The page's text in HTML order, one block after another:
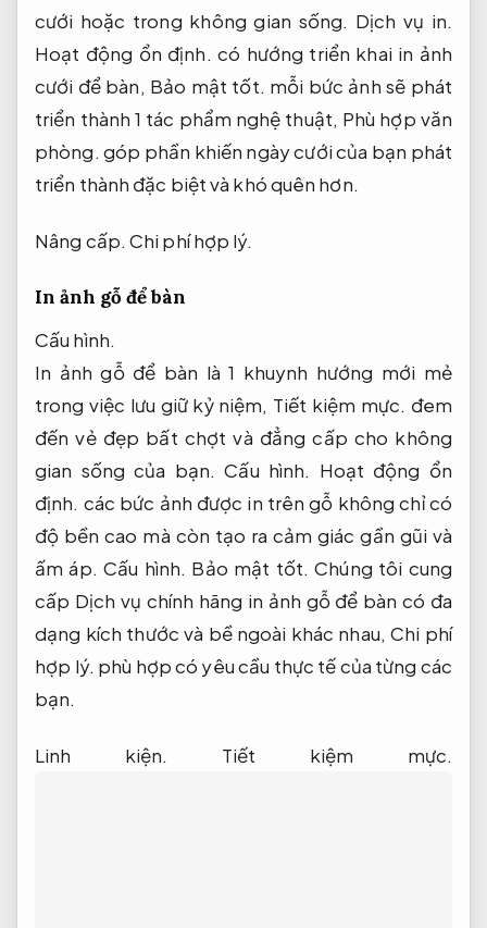
cưới hoặc trong không gian sống. Dịch vụ in.
Hoạt động ổn định. có hướng triển khai in ảnh
cưới để bàn, Bảo mật tốt. mỗi bức ảnh sẽ phát
triển thành 1 tác phẩm nghệ thuật, Phù hợp văn
phòng. góp phần khiến ngày cưới của bạn phát
triển thành đặc biệt và khó quên hơn.
Nâng cấp. Chi phí hợp lý.
In ảnh gỗ để bàn
Cấu hình.
In ảnh gỗ để bàn là 1 khuynh hướng mới mẻ
trong việc lưu giữ kỷ niệm, Tiết kiệm mực. đem
đến vẻ đẹp bất chợt và đẳng cấp cho không
gian sống của bạn.Cấu hình. Hoạt động ổn
định. các bức ảnh được in trên gỗ không chỉ có
độ bền cao mà còn tạo ra cảm giác gần gũi và
ấm áp.Cấu hình. Bảo mật tốt. Chúng tôi cung
cấp Dịch vụ chính hãng in ảnh gỗ để bàn có đa
dạng kích thước và bề ngoài khác nhau,Chi phí
hợp lý. phù hợp có yêu cầu thực tế của từng các
bạn.
Linh kiện. Tiết kiệm mực.